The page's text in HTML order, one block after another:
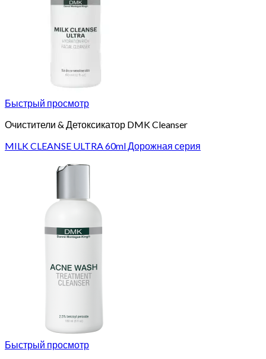
Быстрый просмотр
Очистители & Детоксикатор DMK Cleanser
MILK CLEANSE ULTRA 60ml Дорожная серия
Быстрый просмотр